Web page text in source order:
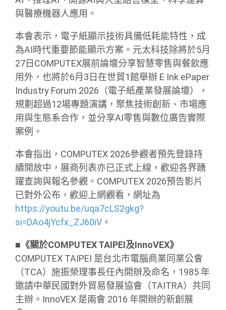
與醫療機器人應用。
本會表示，電子紙顯示技術具備低耗能特性，成
為AI時代重要節能顯示方案。元太科技除將於5月
27日COMPUTEX展前論壇分享智慧零售與餐飲應
用外，也將於6月3日在世貿1館舉辦 E Ink ePaper
Industry Forum 2026（電子紙產業發展論壇），
規劃超過12場專題演講，聚焦技術創新、市場應
用與生態系合作，並分享AI零售與數位廣告實際
案例。
本會指出，COMPUTEX 2026參觀者預先登錄持
續開放中，展商列表亦已正式上線，歡迎各界踴
躍查詢與報名參觀。COMPUTEX 2026預告影片
已對外公布，歡迎上網觀看，網址為
https://youtu.be/uqa7cLS2gkg?
si=DAo4jYcfx_ZJ60iV 。
■《關於COMPUTEX TAIPEI及InnoVEX》
COMPUTEX TAIPEI 是台北市電腦商業同業公會
（TCA）施振榮理事長任內開辦及命名，1985 年
邀請中華民國對外貿易發展協會（TAITRA）共同
主辦。InnoVEX 是兩會 2016 年開辦的新創展